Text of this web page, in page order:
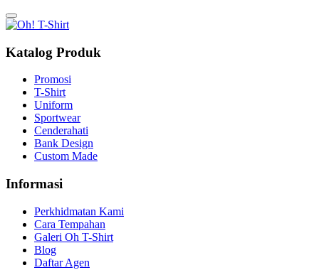
Katalog Produk
Promosi
T-Shirt
Uniform
Sportwear
Cenderahati
Bank Design
Custom Made
Informasi
Perkhidmatan Kami
Cara Tempahan
Galeri Oh T-Shirt
Blog
Daftar Agen